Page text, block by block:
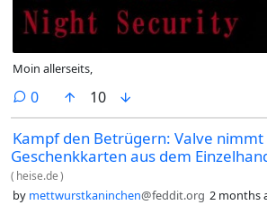
Moin allerseits,
0comments
10
Kampf den Betrügern: Valve nimmt
Geschenkkarten aus dem
( heise.de)
by mettwurstkaninchen@feddit.org 2 months